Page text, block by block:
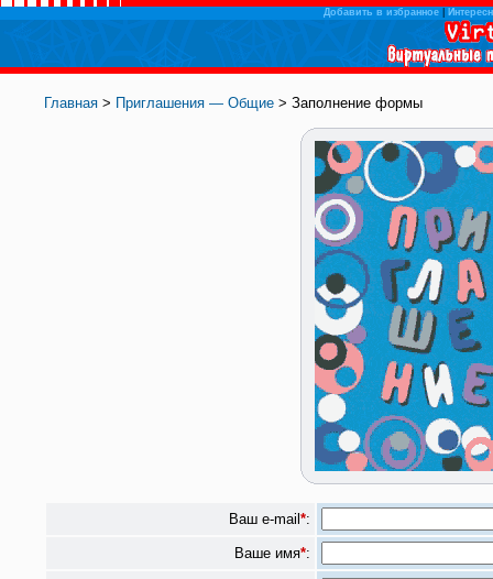
Добавить в избранное|
Главная > Приглашения — Общие > Заполнение формы
Ваш e-mail *:
Ваше имя*: